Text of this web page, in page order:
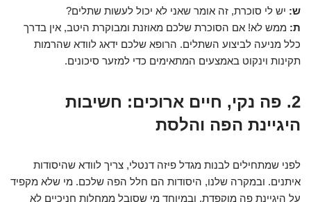
ש: יש לי סוכרת, זה אומר שאני לא יכול לעשות שתלים?
ת: ממש לא! אם הסוכרת שלכם מאוזנת ומבוקרת היטב, אין בדרך
כלל מניעה לביצוע השתלים. הרופא שלכם ידאג לוודא שהרמות
תקינות וינקוט באמצעים המתאימים כדי למזער סיכונים.
2. פה נקי, חיים ארוכים: חשיבות
היגיינת הפה והלסת
לפני שמתחילים לבנות מגדל פיזה דנטלי, צריך לוודא שהיסודות
איתנים. ובמקרה שלנו, היסודות הם חלל הפה שלכם. מי שלא מקפיד
על היגיינת פה מוקפדת, ובמיוחד מי שסובל ממחלות חניכיים לא